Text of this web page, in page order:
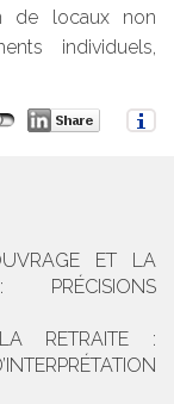
de locaux non
individuels,
ET LA
RETRAITE :